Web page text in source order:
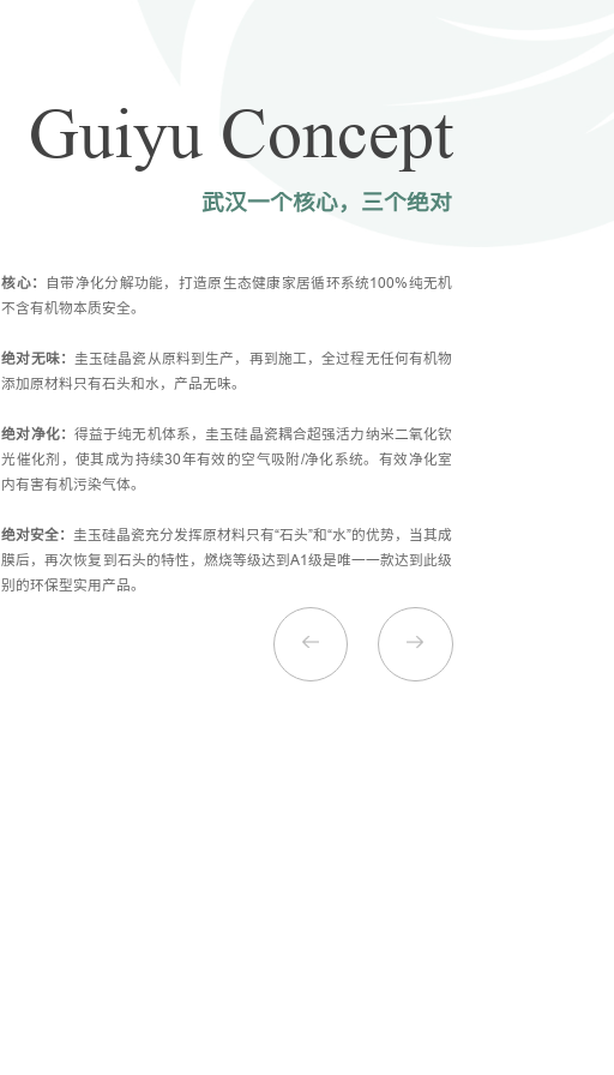
Guiyu Concept
武汉一个核心，三个绝对
核心：
自带净化分解功能，打造原生态健康家居循环系统100%纯无机
不含有机物本质安全。
绝对无味： 圭玉硅晶瓷从原料到生产，再到施工，全过程无任何有机物
添加原材料只有石头和水，产品无味。
绝对净化： 得益于纯无机体系，圭玉硅晶瓷耦合超强活力纳米二氧化钦
光催化剂，使其成为持续30年有效的空气吸附/净化系统。有效净化室
内有害有机污染气体。
绝对安全： 圭玉硅晶瓷充分发挥原材料只有“石头”和“水”的优势，当其成
膜后，再次恢复到石头的特性，燃烧等级达到A1级是唯一一款达到此级
别的环保型实用产品。